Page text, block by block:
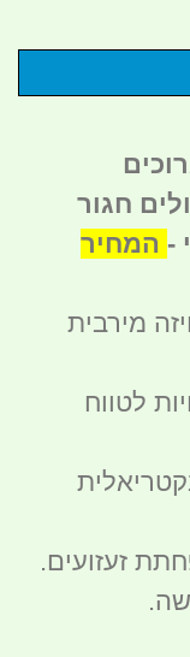
חגור
המחיר
מירבית
לטווח
זעזועים.